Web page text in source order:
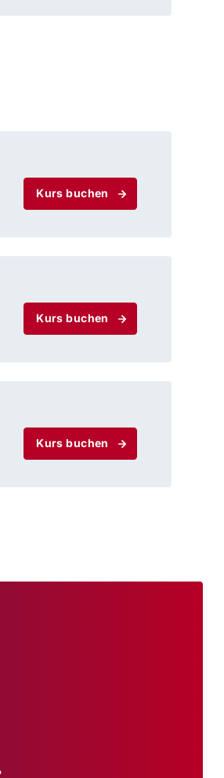
Kurs buchen
Kurs buchen
Kurs buchen